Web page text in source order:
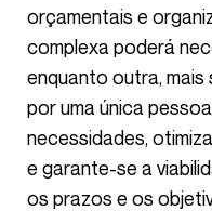
orçamentais e
complexa poderá
enquanto outra, mais
por uma única
necessidades,
e garante-se a
os prazos e os